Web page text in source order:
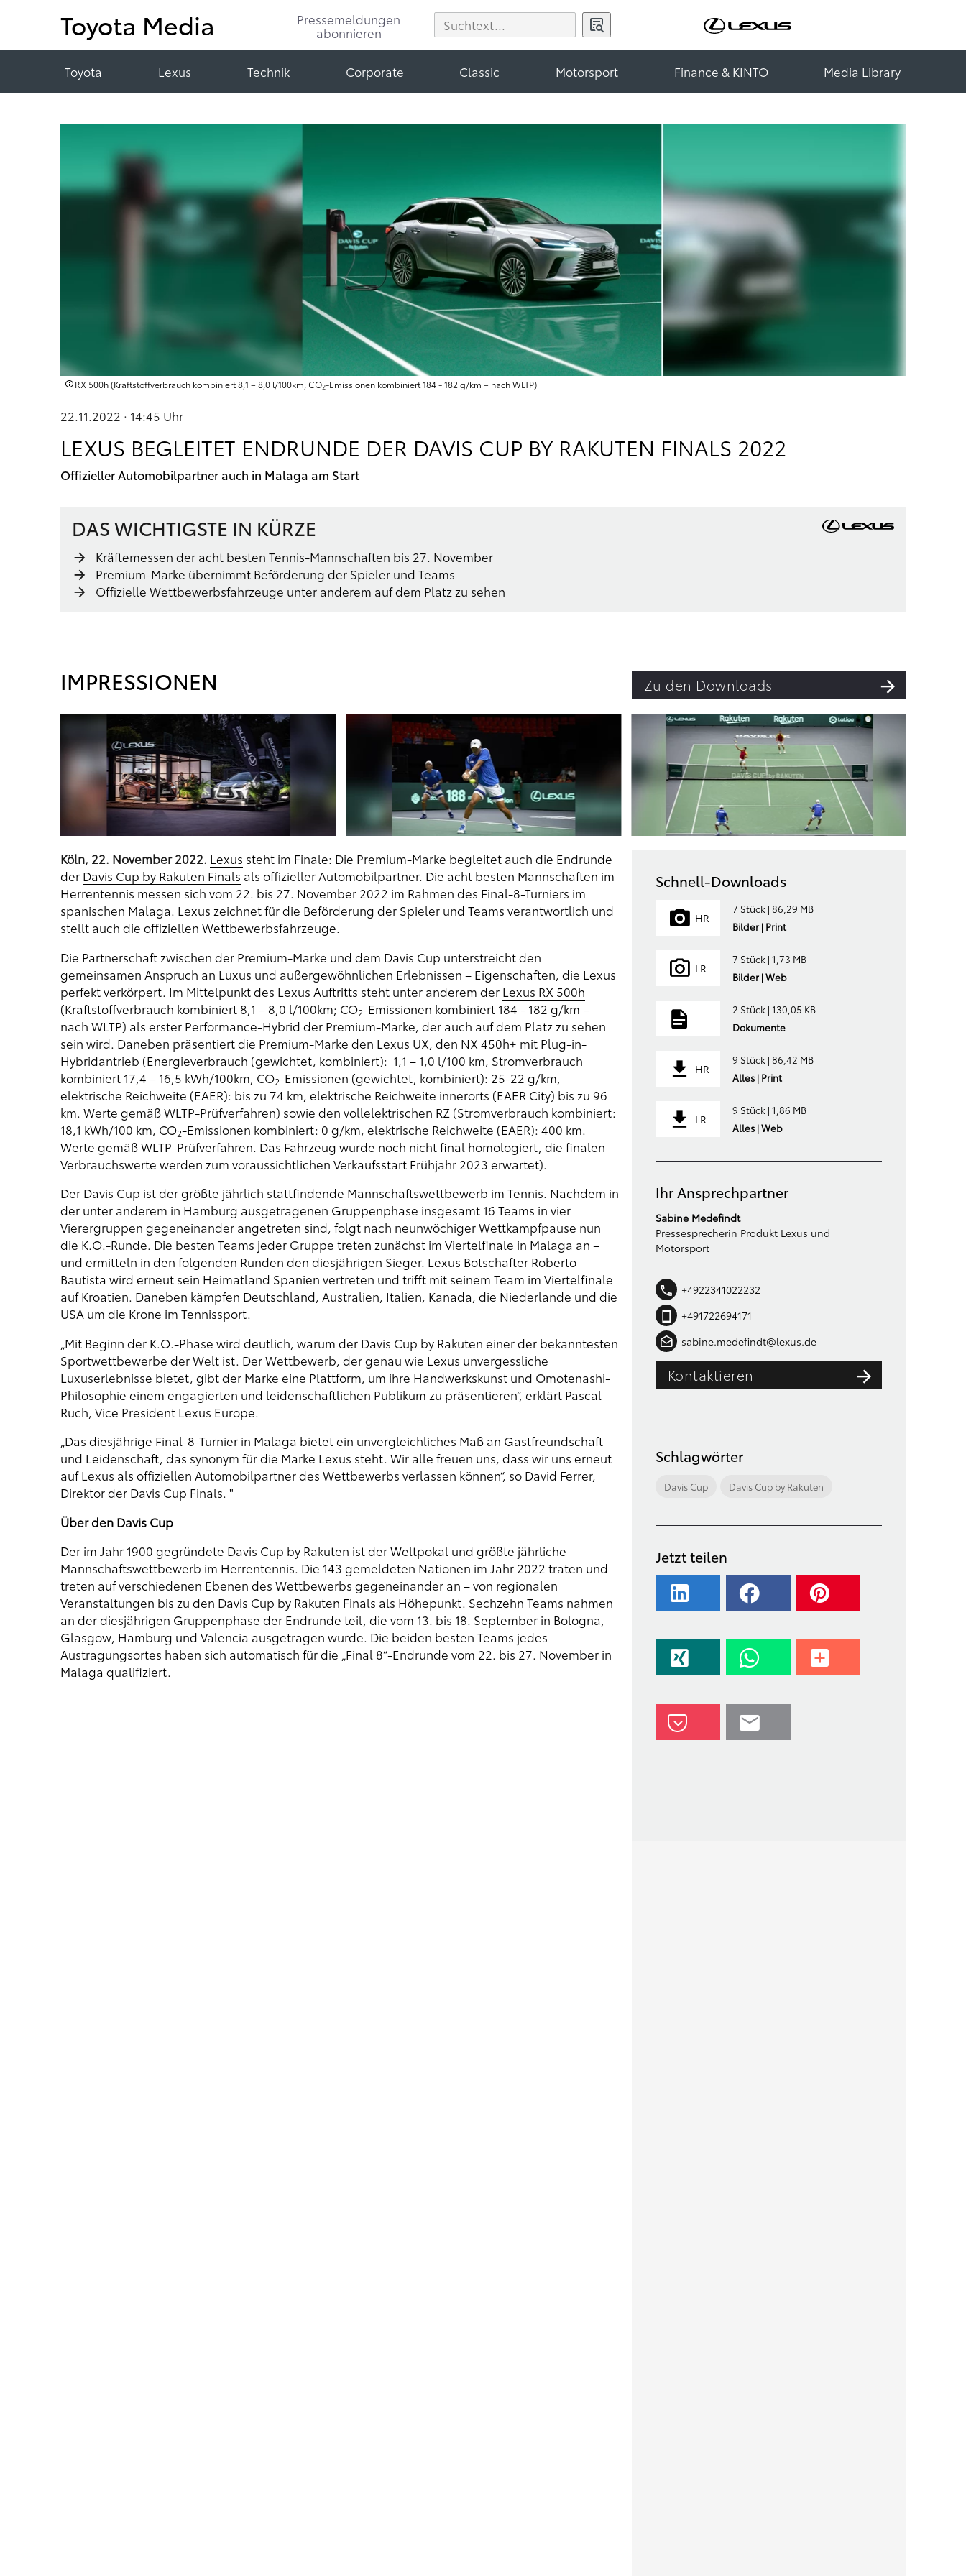
Toyota Media
Pressemeldungen
abonnieren
Toyota Lexus Technik Corporate Classic Motorsport Finance & KINTO Media Library
RX 500h (Kraftstoffverbrauch kombiniert 8,1 – 8,0 l/100km; CO2-Emissionen kombiniert 184 - 182 g/km – nach WLTP)
22.11.2022 · 14:45 Uhr
LEXUS BEGLEITET ENDRUNDE DER DAVIS CUP BY RAKUTEN FINALS 2022
Offizieller Automobilpartner auch in Malaga am Start
DAS WICHTIGSTE IN KÜRZE
Kräftemessen der acht besten Tennis-Mannschaften bis 27. November
Premium-Marke übernimmt Beförderung der Spieler und Teams
Offizielle Wettbewerbsfahrzeuge unter anderem auf dem Platz zu sehen
IMPRESSIONEN Zu den Downloads
Köln, 22. November 2022. Lexus steht im Finale: Die Premium-Marke begleitet auch die Endrunde
der Davis Cup by Rakuten Finals als offizieller Automobilpartner. Die acht besten Mannschaften im
Herrentennis messen sich vom 22. bis 27. November 2022 im Rahmen des Final-8-Turniers im
spanischen Malaga. Lexus zeichnet für die Beförderung der Spieler und Teams verantwortlich und
stellt auch die offiziellen Wettbewerbsfahrzeuge.
Die Partnerschaft zwischen der Premium-Marke und dem Davis Cup unterstreicht den
gemeinsamen Anspruch an Luxus und außergewöhnlichen Erlebnissen – Eigenschaften, die Lexus
perfekt verkörpert. Im Mittelpunkt des Lexus Auftritts steht unter anderem der Lexus RX 500h
(Kraftstoffverbrauch kombiniert 8,1 – 8,0 l/100km; CO2-Emissionen kombiniert 184 - 182 g/km –
nach WLTP) als erster Performance-Hybrid der Premium-Marke, der auch auf dem Platz zu sehen
sein wird. Daneben präsentiert die Premium-Marke den Lexus UX, den NX 450h+ mit Plug-in-
Hybridantrieb (Energieverbrauch (gewichtet, kombiniert): 1,1 – 1,0 l/100 km, Stromverbrauch
kombiniert 17,4 – 16,5 kWh/100km, CO2-Emissionen (gewichtet, kombiniert): 25-22 g/km,
elektrische Reichweite (EAER): bis zu 74 km, elektrische Reichweite innerorts (EAER City) bis zu 96
km. Werte gemäß WLTP-Prüfverfahren) sowie den vollelektrischen RZ (Stromverbrauch kombiniert:
18,1 kWh/100 km, CO2-Emissionen kombiniert: 0 g/km, elektrische Reichweite (EAER): 400 km.
Werte gemäß WLTP-Prüfverfahren. Das Fahrzeug wurde noch nicht final homologiert, die finalen
Verbrauchswerte werden zum voraussichtlichen Verkaufsstart Frühjahr 2023 erwartet).
Der Davis Cup ist der größte jährlich stattfindende Mannschaftswettbewerb im Tennis. Nachdem in
der unter anderem in Hamburg ausgetragenen Gruppenphase insgesamt 16 Teams in vier
Vierergruppen gegeneinander angetreten sind, folgt nach neunwöchiger Wettkampfpause nun
die K.O.-Runde. Die besten Teams jeder Gruppe treten zunächst im Viertelfinale in Malaga an –
und ermitteln in den folgenden Runden den diesjährigen Sieger. Lexus Botschafter Roberto
Bautista wird erneut sein Heimatland Spanien vertreten und trifft mit seinem Team im Viertelfinale
auf Kroatien. Daneben kämpfen Deutschland, Australien, Italien, Kanada, die Niederlande und die
USA um die Krone im Tennissport.
„Mit Beginn der K.O.-Phase wird deutlich, warum der Davis Cup by Rakuten einer der bekanntesten
Sportwettbewerbe der Welt ist. Der Wettbewerb, der genau wie Lexus unvergessliche
Luxuserlebnisse bietet, gibt der Marke eine Plattform, um ihre Handwerkskunst und Omotenashi-
Philosophie einem engagierten und leidenschaftlichen Publikum zu präsentieren“, erklärt Pascal
Ruch, Vice President Lexus Europe.
„Das diesjährige Final-8-Turnier in Malaga bietet ein unvergleichliches Maß an Gastfreundschaft
und Leidenschaft, das synonym für die Marke Lexus steht. Wir alle freuen uns, dass wir uns erneut
auf Lexus als offiziellen Automobilpartner des Wettbewerbs verlassen können“, so David Ferrer,
Direktor der Davis Cup Finals. "
Über den Davis Cup
Der im Jahr 1900 gegründete Davis Cup by Rakuten ist der Weltpokal und größte jährliche
Mannschaftswettbewerb im Herrentennis. Die 143 gemeldeten Nationen im Jahr 2022 traten und
treten auf verschiedenen Ebenen des Wettbewerbs gegeneinander an – von regionalen
Veranstaltungen bis zu den Davis Cup by Rakuten Finals als Höhepunkt. Sechzehn Teams nahmen
an der diesjährigen Gruppenphase der Endrunde teil, die vom 13. bis 18. September in Bologna,
Glasgow, Hamburg und Valencia ausgetragen wurde. Die beiden besten Teams jedes
Austragungsortes haben sich automatisch für die „Final 8“-Endrunde vom 22. bis 27. November in
Malaga qualifiziert.
Schnell-Downloads
HR
7 Stück | 86,29 MB
Bilder | Print
LR
7 Stück | 1,73 MB
Bilder | Web
2 Stück | 130,05 KB
Dokumente
HR
9 Stück | 86,42 MB
Alles | Print
LR
9 Stück | 1,86 MB
Alles | Web
Ihr Ansprechpartner
Sabine Medefindt
Pressesprecherin Produkt Lexus und
Motorsport
+4922341022232
+491722694171
sabine.medefindt@lexus.de
Kontaktieren
Schlagwörter
Davis Cup Davis Cup by Rakuten
Jetzt teilen